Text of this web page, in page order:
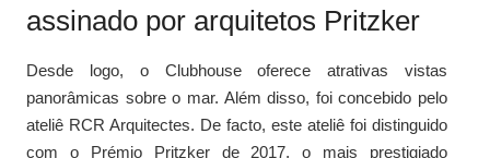
assinado por arquitetos Pritzker
Desde logo, o Clubhouse oferece atrativas vistas
panorâmicas sobre o mar. Além disso, foi concebido pelo
ateliê RCR Arquitectes. De facto, este ateliê foi distinguido
com o Prémio Pritzker de 2017, o mais prestigiado